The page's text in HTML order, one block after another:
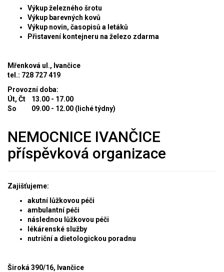
Výkup železného šrotu
Výkup barevných kovů
Výkup novin, časopisů a letáků
Přistavení kontejneru na železo zdarma
Mřenková ul., Ivančice
tel.: 728 727 419
Provozní doba:
Út, Čt 13.00 - 17.00
So 09.00 - 12.00 (liché týdny)
NEMOCNICE IVANČICE
příspěvková organizace
Zajišťujeme:
akutní lůžkovou péči
ambulantní péči
následnou lůžkovou péči
lékárenské služby
nutriční a dietologickou poradnu
Široká 390/16, Ivančice